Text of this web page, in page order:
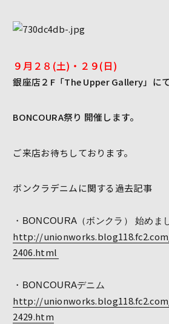
９月２８(土)・２９(日)
銀座店２F「The Upper Gallery」に
BONCOURA祭り 開催します。
ご来店お待ちしております。
ボンクラデニムに関する過去記事
・BONCOURA（ボンクラ） 始めま
http://
2406.html
・BONCOURAデニム
http://
2429.htm